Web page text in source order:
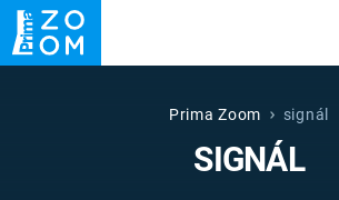
UFO DRUHÁ
VETŘELCI DÁVNOVĚKU
Prima Zoom signál
SIGNÁL